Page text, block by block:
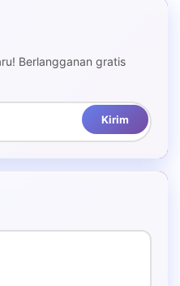
Berlangganan gratis
Kirim